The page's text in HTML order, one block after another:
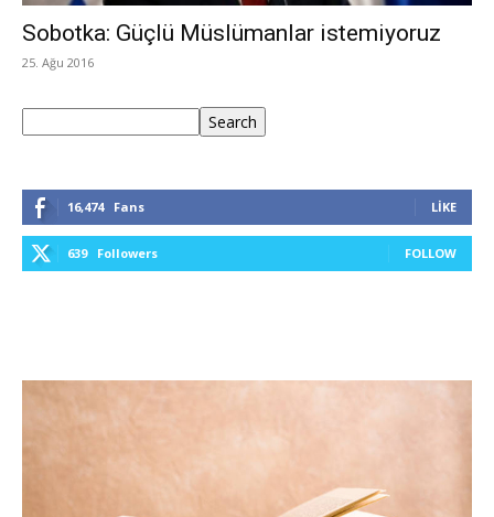
Sobotka: Güçlü Müslümanlar istemiyoruz
25. Ağu 2016
Search
16,474 Fans LIKE
639 Followers FOLLOW